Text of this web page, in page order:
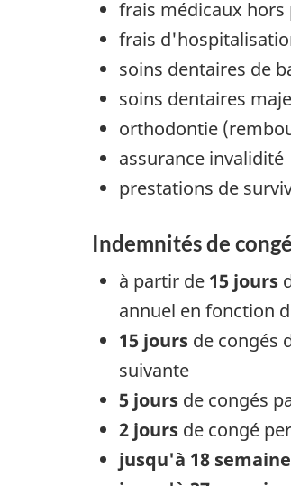
frais médicaux hors
frais
soins dentaires de
soins dentaires
orthodontie
assurance invalidité
prestations de
Indemnités de congé
à partir de 15 jours
annuel en fonction
15 jours de congés
suivante
5 jours de congés
2 jours de congé
jusqu'à 18